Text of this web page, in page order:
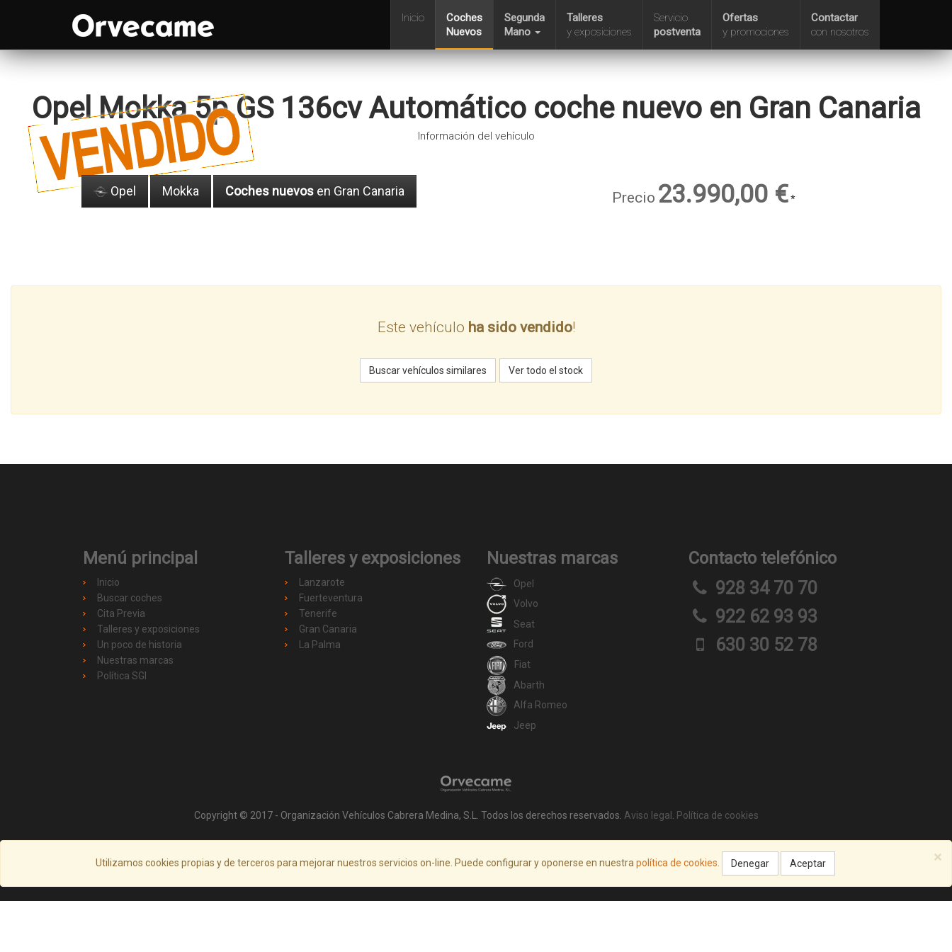
Inicio
Coches
Nuevos
Segunda
Mano
Talleres
y exposiciones
Servicio
postventa
Ofertas
y promociones
Contactar
con nosotros
Opel Mokka 5p.GS 136cv Automático coche nuevo en Gran Canaria
Información del vehículo
Opel Mokka Coches nuevosen Gran Canaria Precio 23.990,00 €*
Este vehículo ha sido vendido!
Buscar vehículos similares Ver todo el stock
Menú principal
Inicio
Buscar coches
Cita Previa
Talleres y exposiciones
Un poco de historia
Nuestras marcas
Política SGI
Talleres y exposiciones
Lanzarote
Fuerteventura
Tenerife
Gran Canaria
La Palma
Nuestras marcas
Opel
Volvo
Seat
Ford
Fiat
Abarth
Alfa Romeo
Jeep
Contacto telefónico
928 34 70 70
922 62 93 93
630 30 52 78
Copyright © 2017 - Organización Vehículos Cabrera Medina, S.L. Todos los derechos reservados. Aviso legal Política de cookies
×
Utilizamos cookies propias y de terceros para mejorar nuestros servicios on-line. Puede configurar y oponerse en nuestra política de cookies Denegar Aceptar